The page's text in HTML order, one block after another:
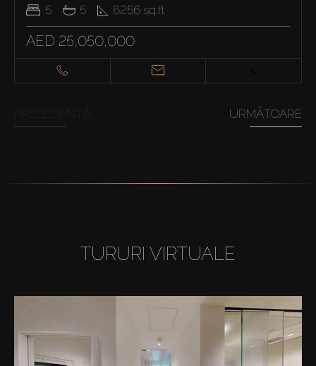
5
5 6256 sq.ft
AED 25,050,000
URMĂTOARE
TURURI VIRTUALE